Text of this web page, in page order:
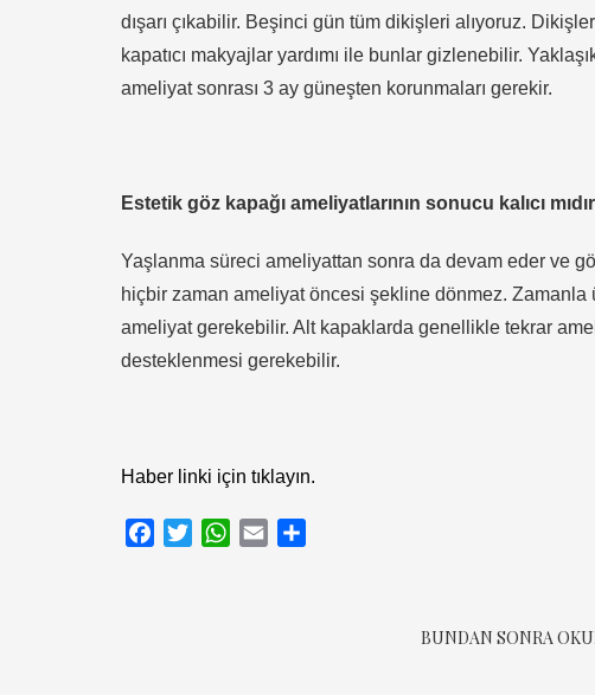
dışarı çıkabilir. Beşinci gün tüm dikişleri alıyoruz.
kapatıcı makyajlar yardımı ile bunlar gizlenebilir.
ameliyat sonrası 3 ay güneşten korunmaları gerekir.
Estetik göz kapağı ameliyatlarının sonucu kalıcı
Yaşlanma süreci ameliyattan sonra da devam eder ve
hiçbir zaman ameliyat öncesi şekline dönmez. Zamanla
ameliyat gerekebilir. Alt kapaklarda genellikle tekrar
desteklenmesi gerekebilir.
Haber linki için tıklayın.
Facebook
TwitterWhatsApp
Email
BUNDAN SONRA